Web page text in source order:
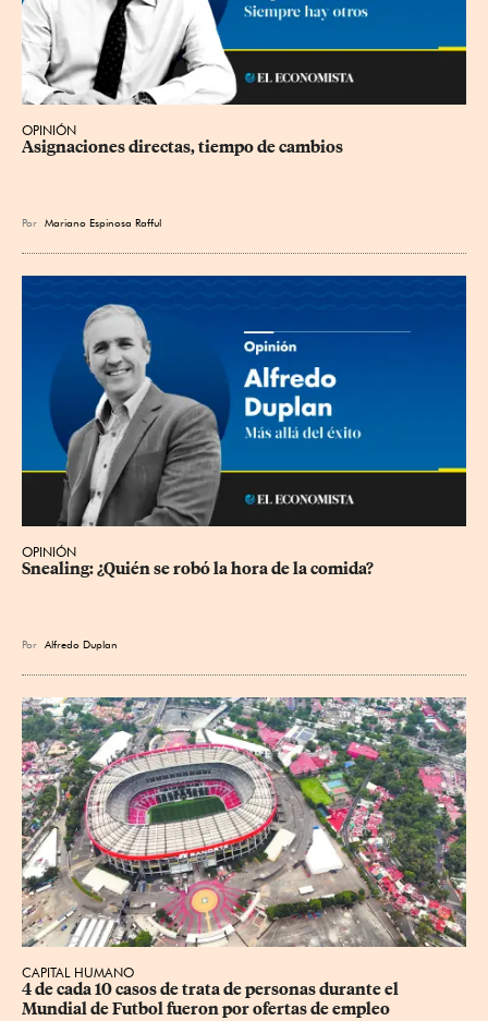
OPINIÓN
Asignaciones directas, tiempo de cambios
Por Mariano Espinosa Rafful
OPINIÓN
Snealing: ¿Quién se robó la hora de la comida?
Por Alfredo Duplan
CAPITAL HUMANO
4 de cada 10 casos de trata de personas durante el
Mundial de Futbol fueron por ofertas de empleo